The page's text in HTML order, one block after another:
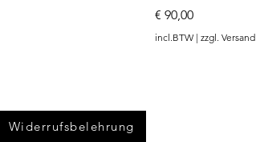
Prijs
€ 90,00
incl.BTW | zzgl. Versand
Widerrufsbelehrung